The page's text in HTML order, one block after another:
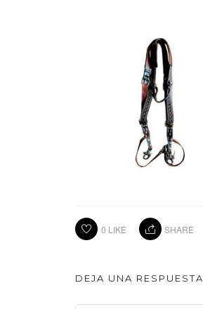
0 LIKE SHARE
DEJA UNA RESPUESTA